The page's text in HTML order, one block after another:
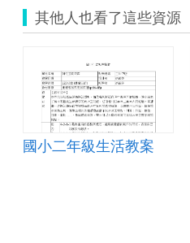
其他人也看了這些資源
國小二年級生活教案